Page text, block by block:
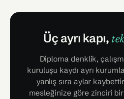
Üç ayrı kapı,
Diploma denklik,
kuruluşu kaydı ayrı
yanlış sıra aylar
mesleğinize göre zinciri